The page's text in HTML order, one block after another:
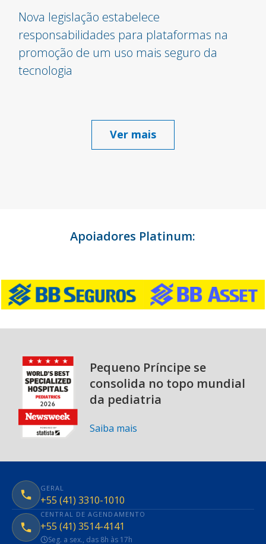
Nova legislação estabelece
responsabilidades para plataformas na
promoção de um uso mais seguro da
tecnologia
Ver mais
Apoiadores Platinum:
Pequeno Príncipe se
consolida no topo mundial
da pediatria
Saiba mais
GERAL
+55 (41) 3310-1010
CENTRAL DE AGENDAMENTO
+55 (41) 3514-4141
Seg. a sex., das 8h às 17h